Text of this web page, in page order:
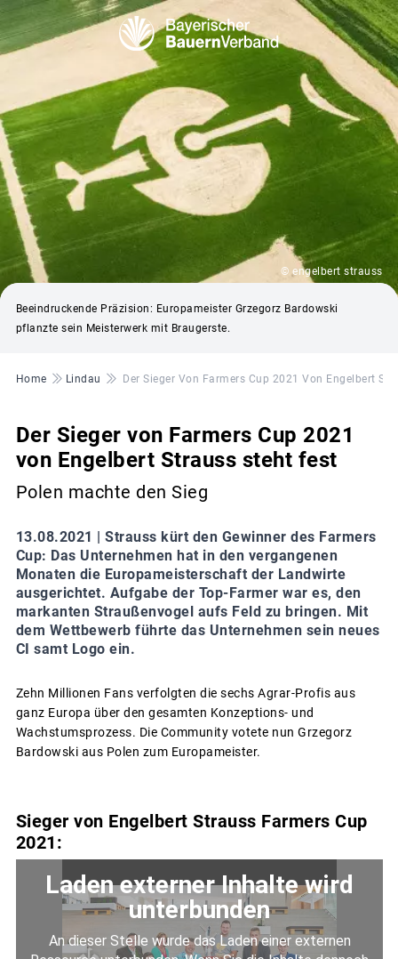
© engelbert strauss
Beeindruckende Präzision: Europameister Grzegorz Bardowski
pflanzte sein Meisterwerk mit Braugerste.
Pfadnavigation
Home Lindau Der Sieger Von Farmers Cup 2021 Von Engelbert
Der Sieger von Farmers Cup 2021
von Engelbert Strauss steht fest
Polen machte den Sieg
13.08.2021 | Strauss kürt den Gewinner des Farmers
Cup: Das Unternehmen hat in den vergangenen
Monaten die Europameisterschaft der Landwirte
ausgerichtet. Aufgabe der Top-Farmer war es, den
markanten Straußenvogel aufs Feld zu bringen. Mit
dem Wettbewerb führte das Unternehmen sein neues
CI samt Logo ein.
Zehn Millionen Fans verfolgten die sechs Agrar-Profis aus
ganz Europa über den gesamten Konzeptions- und
Wachstumsprozess. Die Community votete nun Grzegorz
Bardowski aus Polen zum Europameister.
Sieger von Engelbert Strauss Farmers Cup
2021: